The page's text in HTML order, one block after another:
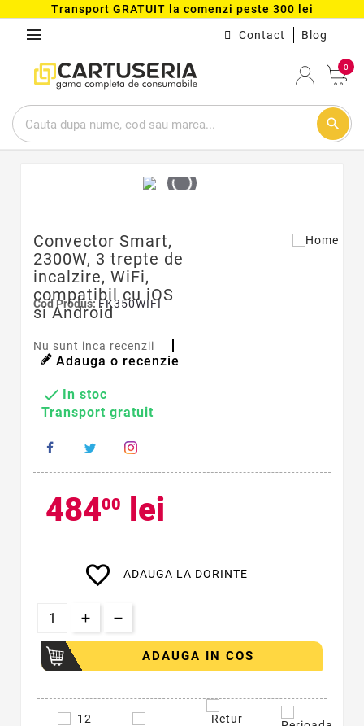
Transport GRATUIT la comenzi peste 300 lei
menu Contact Blog
0
search
Convector Smart,
2300W, 3 trepte de
incalzire, WiFi,
compatibil cu iOS
si Android
Cod Produs:FK350WIFI
Nu sunt inca recenzii
Adauga o recenzie
 In stoc
Transport gratuit
48400 lei
favorite_border ADAUGA LA DORINTE
ADAUGA IN COS